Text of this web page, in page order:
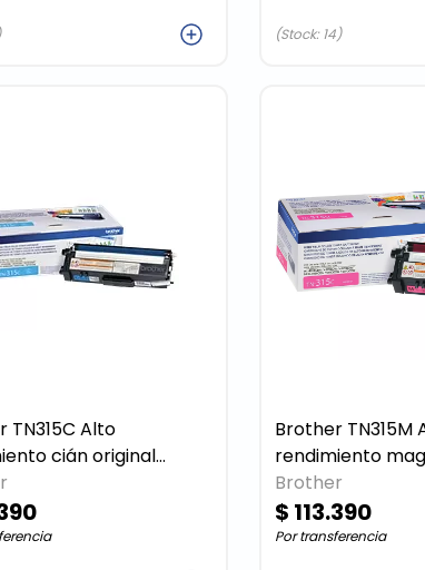
(Stock: 14)
Alto
original
de tóner
Brother TN315M Alto
rendimiento magenta original
cartucho de tóner
Brother
$ 113.390
Por transferencia